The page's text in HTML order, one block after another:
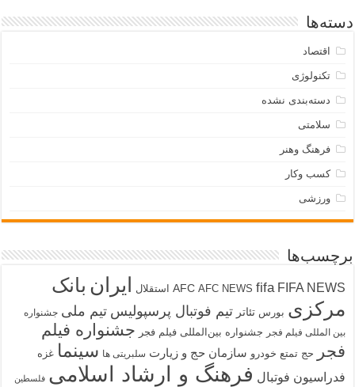
دسته‌ها
اقتصاد
تکنولوژی
دسته‌بندی نشده
سلامتی
فرهنگ وهنر
کسب وکار
ورزشی
برچسب‌ها
AFC AFC NEWS fifa FIFA NEWS استقلال ایران بانک
مرکزی بورس تئاتر تیم فوتبال پرسپولیس تیم ملی جشنواره
بین المللی فیلم فجر جشنواره بین‌المللی فیلم فجر جشنواره فیلم
فجر
حج تمتع خودرو سازمان حج و زیارت سلبریتی ها سینما غزه
فدراسیون فوتبال فرهنگ و ارشاد اسلامی فلسطین